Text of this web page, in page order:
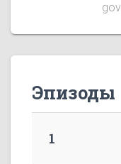
Эпизоды
1